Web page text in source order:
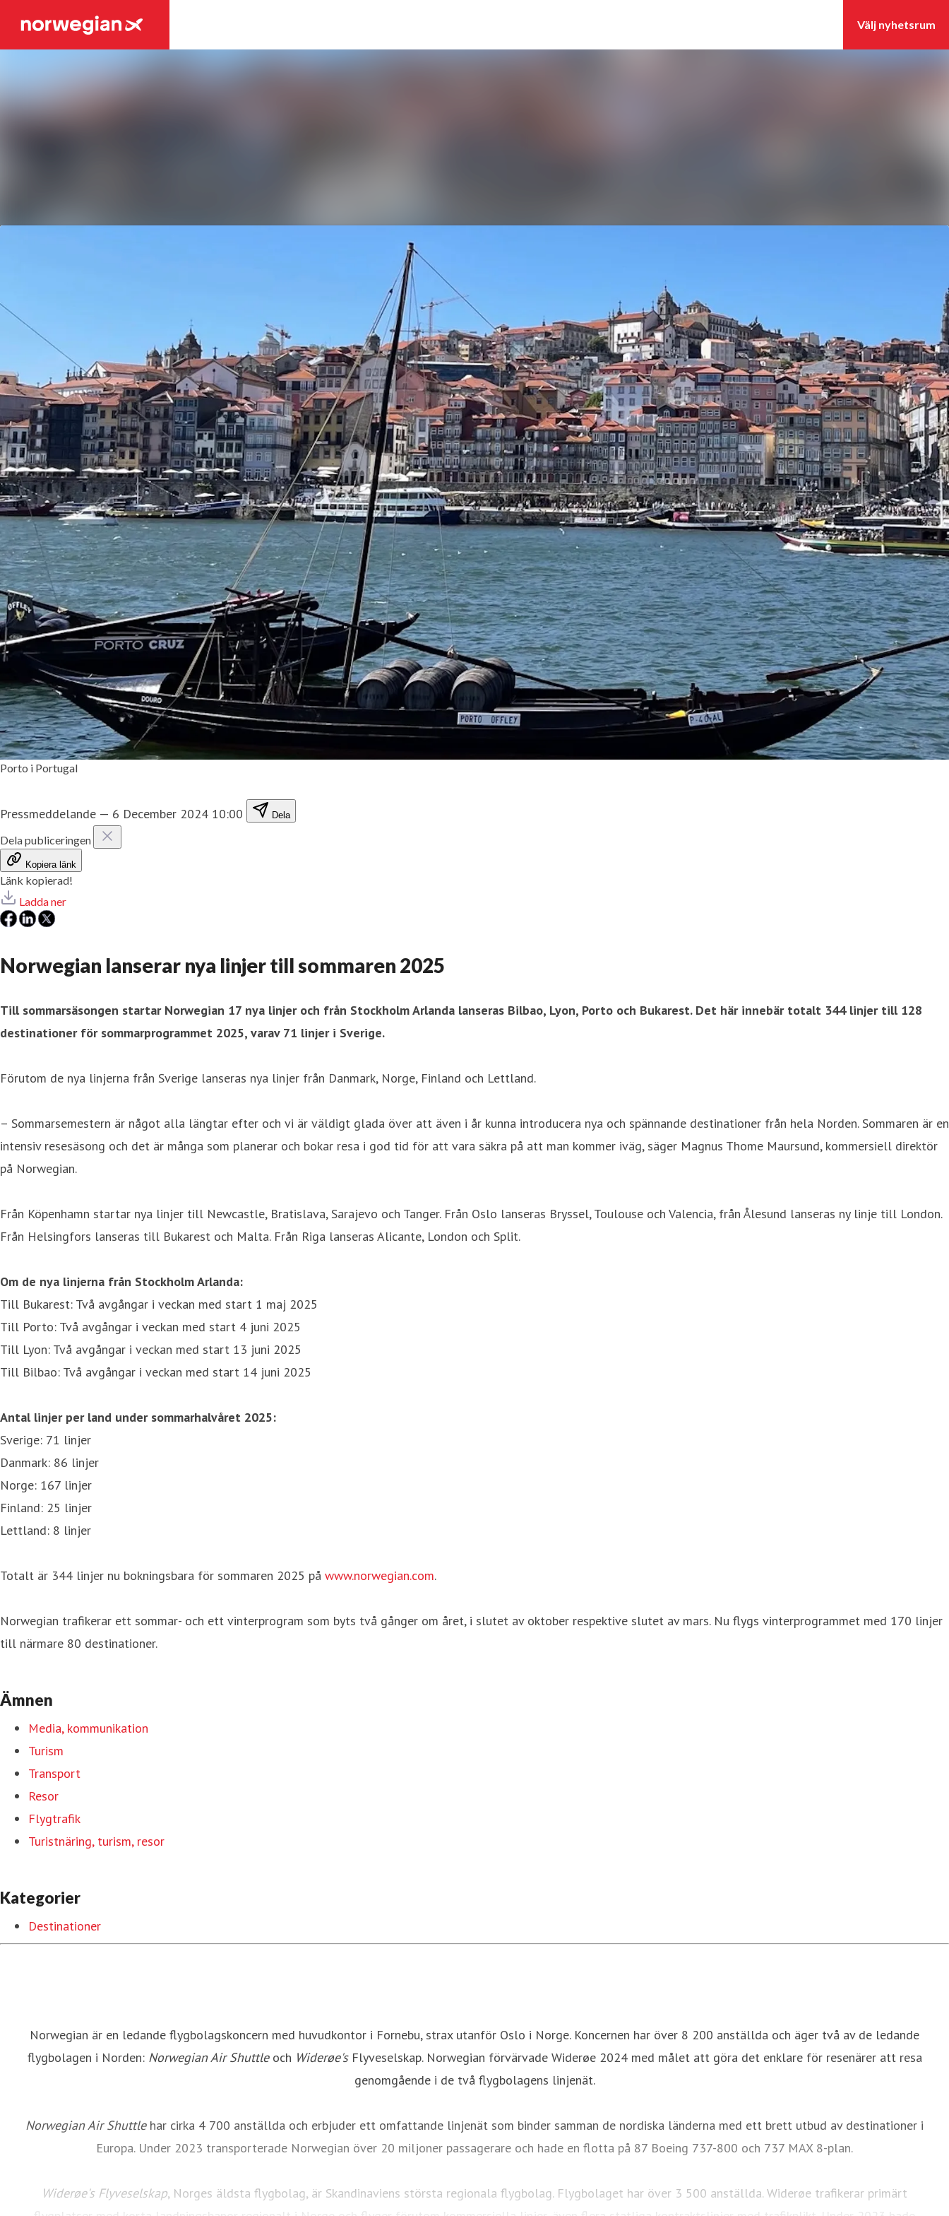
Senaste nyheterna
Porto i Portugal
Pressmeddelande — 6 December 2024 10:00 Dela
Dela publiceringen
Kopiera länk
Länk kopierad!
Ladda ner
Norwegian lanserar nya linjer till sommaren 2025
Till sommarsäsongen startar Norwegian 17 nya linjer och från Stockholm Arlanda lanseras Bilbao, Lyon, Porto och Bukarest. Det här innebär totalt 344 linjer till 128
destinationer för sommarprogrammet 2025, varav 71 linjer i Sverige.
Förutom de nya linjerna från Sverige lanseras nya linjer från Danmark, Norge, Finland och Lettland.
– Sommarsemestern är något alla längtar efter och vi är väldigt glada över att även i år kunna introducera nya och spännande destinationer från hela Norden. Sommaren är en
intensiv resesäsong och det är många som planerar och bokar resa i god tid för att vara säkra på att man kommer iväg, säger Magnus Thome Maursund, kommersiell direktör
på Norwegian.
Från Köpenhamn startar nya linjer till Newcastle, Bratislava, Sarajevo och Tanger. Från Oslo lanseras Bryssel, Toulouse och Valencia, från Ålesund lanseras ny linje till London.
Från Helsingfors lanseras till Bukarest och Malta. Från Riga lanseras Alicante, London och Split.
Om de nya linjerna från Stockholm Arlanda:
Till Bukarest: Två avgångar i veckan med start 1 maj 2025
Till Porto: Två avgångar i veckan med start 4 juni 2025
Till Lyon: Två avgångar i veckan med start 13 juni 2025
Till Bilbao: Två avgångar i veckan med start 14 juni 2025
Antal linjer per land under sommarhalvåret 2025:
Sverige: 71 linjer
Danmark: 86 linjer
Norge: 167 linjer
Finland: 25 linjer
Lettland: 8 linjer
Totalt är 344 linjer nu bokningsbara för sommaren 2025 på www.norwegian.com.
Norwegian trafikerar ett sommar- och ett vinterprogram som byts två gånger om året, i slutet av oktober respektive slutet av mars. Nu flygs vinterprogrammet med 170 linjer
till närmare 80 destinationer.
Ämnen
Media, kommunikation
Turism
Transport
Resor
Flygtrafik
Turistnäring, turism, resor
Kategorier
Destinationer
Norwegian är en ledande flygbolagskoncern med huvudkontor i Fornebu, strax utanför Oslo i Norge. Koncernen har över 8 200 anställda och äger två av de ledande
flygbolagen i Norden: Norwegian Air Shuttleoch Widerøe'sFlyveselskap. Norwegian förvärvade Widerøe 2024 med målet att göra det enklare för resenärer att resa
genomgående i de två flygbolagens linjenät.
Norwegian Air Shuttlehar cirka 4 700 anställda och erbjuder ett omfattande linjenät som binder samman de nordiska länderna med ett brett utbud av destinationer i
Europa. Under 2023 transporterade Norwegian över 20 miljoner passagerare och hade en flotta på 87 Boeing 737-800 och 737 MAX 8-plan.
Widerøe'sFlyveselskap, Norges äldsta flygbolag, är Skandinaviens största regionala flygbolag. Flygbolaget har över 3 500 anställda. Widerøe trafikerar primärt